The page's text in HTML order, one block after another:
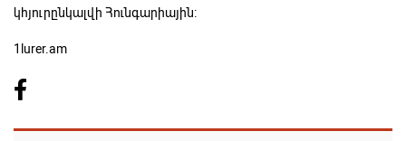
կհյուրընկալվի Հունգարիային։
1lurer.am